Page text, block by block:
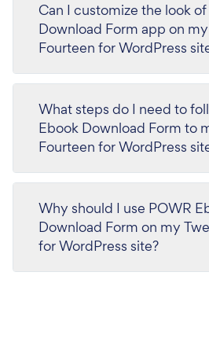
Can I customize the look
Download Form app on
Fourteen for WordPress
What steps do I need to
Ebook Download Form to
Fourteen for WordPress
Why should I use POWR
Download Form on my
for WordPress site?